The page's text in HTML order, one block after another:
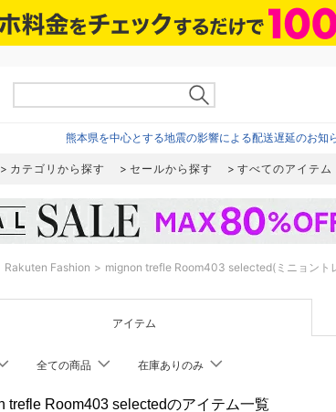
熊本県を中心とする地震の影響による配送遅延のお知
カテゴリから探す セールから探す すべてのアイテム
Rakuten Fashion mignon trefle Room403 selected(ミニョント
アイテム
全ての商品 在庫ありのみ
trefle Room403 selectedのアイテム一覧